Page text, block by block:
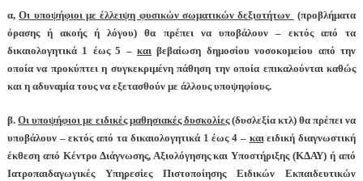
α,Οι υποψήφιοι με έλλειψη φυσικών σωματικών δεξιοτήτων (προβλήματα
όρασης ή ακοής ή λόγου) θα πρέπει να υποβάλουν – εκτός από τα
δικαιολογητικά 1 έως 5 – και βεβαίωση δημοσίου νοσοκομείου από την
οποία να προκύπτει η συγκεκριμένη πάθηση την οποία επικαλούνται καθώς
και η αδυναμία τους να εξετασθούν με άλλους υποψηφίους.
β. Οι υποψήφιοι με ειδικές μαθησιακές δυσκολίες(δυσλεξία κτλ) θα πρέπει να
υποβάλουν – εκτός από τα δικαιολογητικά 1 έως 4 – καιειδική διαγνωστική
έκθεση από Κέντρο Διάγνωσης, Αξιολόγησης και Υποστήριξης (ΚΔΑΥ) ή από
Ιατροπαιδαγωγικές Υπηρεσίες Πιστοποίησης Ειδικών Εκπαιδευτικών